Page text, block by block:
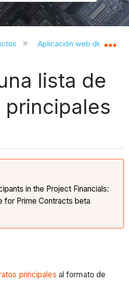
jerarquía global
Aplicación web de
lista de
in the Project Financials:
for Prime Contracts beta
principales al formato de